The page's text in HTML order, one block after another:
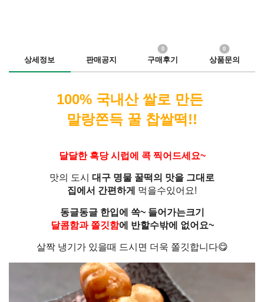
상세정보 판매공지 구매후기
0
상품문의
0
100% 국내산 쌀로 만든
말랑쫀득 꿀 찹쌀떡!!
달달한 흑당 시럽에 콕 찍어드세요~
맛의 도시 대구 명물 꿀떡의 맛을 그대로
집에서 간편하게
먹을수있어요!
동글동글 한입에 쏙~ 들어가는크기
달콤함과 쫄깃함에 반할수밖에 없어요~
살짝 냉기가 있을때 드시면 더욱 쫄깃합니다😋